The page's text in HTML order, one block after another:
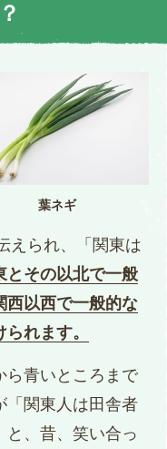
葉ネギ
えられ、「関東は
とその以北で一般
西以西で一般的な
れます。
ら青いところまで
「関東人は田舎者
と、昔、笑い合っ